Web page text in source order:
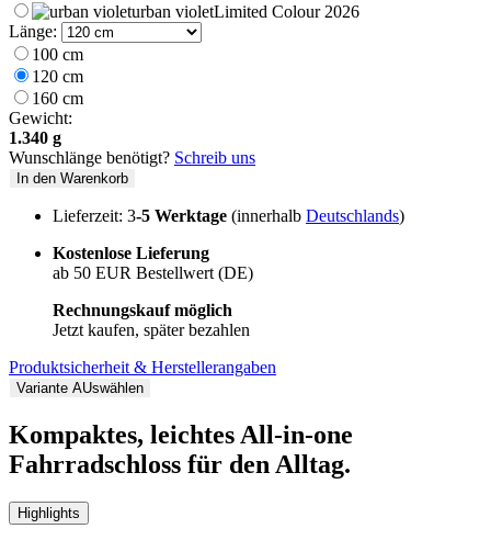
urban violetLimited Colour 2026
Länge:
100 cm
120 cm
160 cm
Gewicht:
1.340 g
Wunschlänge benötigt? Schreib uns
In den Warenkorb
Lieferzeit: 3-5 Werktage (innerhalb Deutschlands)
Kostenlose Lieferung
ab 50 EUR Bestellwert (DE)
Rechnungskauf möglich
Jetzt kaufen, später bezahlen
Produktsicherheit & Herstellerangaben
Variante AUswählen
Kompaktes, leichtes All-in-one
Fahrradschloss für den Alltag.
Highlights